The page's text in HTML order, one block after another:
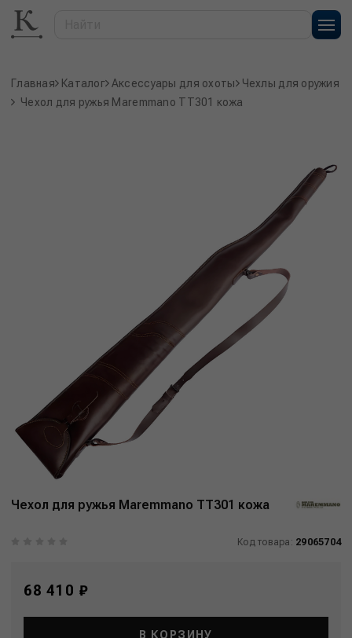
Главная Каталог Аксессуары для охоты
Чехлы для оружия
Чехол для ружья Maremmano TT301 кожа
Чехол для ружья Maremmano TT301 кожа
Код товара: 29065704
68 410 ₽
В КОРЗИНУ